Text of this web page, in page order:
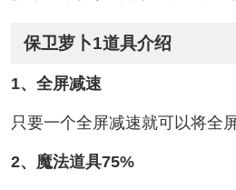
保卫萝卜1道具介绍
1、全屏减速
只要一个全屏减速就可以将全
2、魔法道具75%